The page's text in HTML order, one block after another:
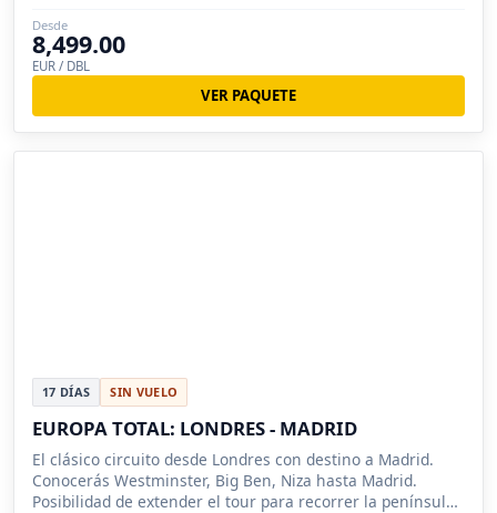
Desde
8,499.00
EUR / DBL
VER PAQUETE
17 DÍAS SIN VUELO
EUROPA TOTAL: LONDRES - MADRID
El clásico circuito desde Londres con destino a Madrid.
Conocerás Westminster, Big Ben, Niza hasta Madrid.
Posibilidad de extender el tour para recorrer la península